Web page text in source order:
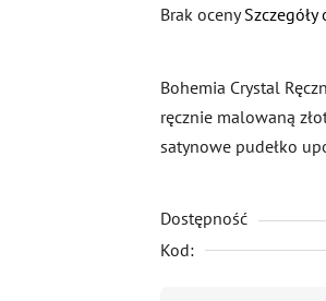
Średnia
wynosi
0,0
na
gwiazdek.
Brak oceny Szczegóły
Bohemia Crystal
ręcznie malowaną
satynowe pudełko
Dostępność
Kod: